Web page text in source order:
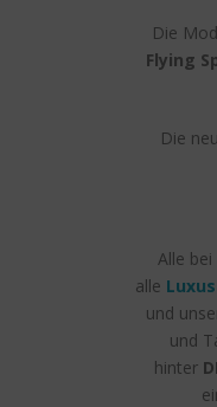
Die
Flying
Die
Alle
alle
und
und
hinter